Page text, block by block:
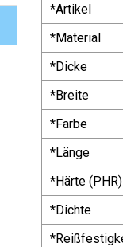
*Artikel
*Material
*Dicke
*Breite
*Farbe
*Länge
*Härte (PHR)
*Dichte